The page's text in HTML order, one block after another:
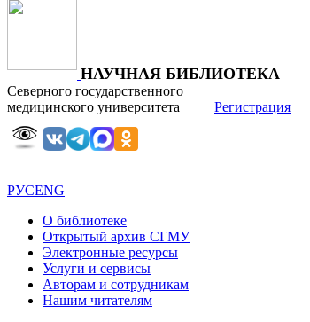
НАУЧНАЯ БИБЛИОТЕКА
Северного государственного
медицинского университета
Регистрация
РУСENG
О библиотеке
Открытый архив СГМУ
Электронные ресурсы
Услуги и сервисы
Авторам и сотрудникам
Нашим читателям